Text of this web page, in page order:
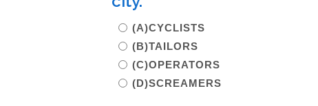
(A)CYCLISTS
(B)TAILORS
(C)OPERATORS
(D)SCREAMERS